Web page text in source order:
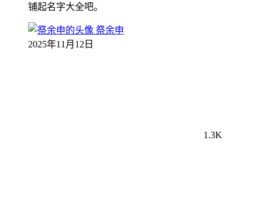
铺起名字大全吧。
祭余申
2025年11月12日
1.3K